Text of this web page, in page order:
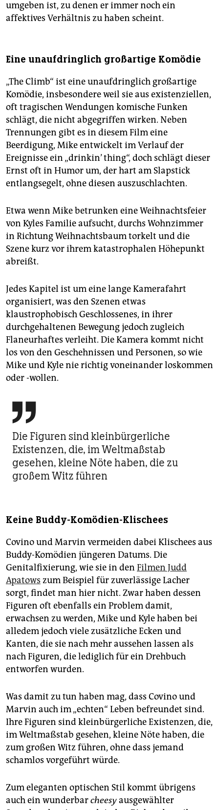
umgeben ist, zu denen er immer noch ein
affektives Verhältnis zu haben scheint.
Eine unaufdringlich großartige Komödie
„The Climb“ ist eine unaufdringlich großartige
Komödie, insbesondere weil sie aus existenziellen,
oft tragischen Wendungen komische Funken
schlägt, die nicht abgegriffen wirken. Neben
Trennungen gibt es in diesem Film eine
Beerdigung, Mike entwickelt im Verlauf der
Ereignisse ein „drinkin’ thing“, doch schlägt dieser
Ernst oft in Humor um, der hart am Slapstick
entlangsegelt, ohne diesen auszuschlachten.
Etwa wenn Mike betrunken eine Weihnachtsfeier
von Kyles Familie aufsucht, durchs Wohnzimmer
in Richtung Weihnachtsbaum torkelt und die
Szene kurz vor ihrem katastrophalen Höhepunkt
abreißt.
Jedes Kapitel ist um eine lange Kamerafahrt
organisiert, was den Szenen etwas
klaustrophobisch Geschlossenes, in ihrer
durchgehaltenen Bewegung jedoch zugleich
Flaneurhaftes verleiht. Die Kamera kommt nicht
los von den Geschehnissen und Personen, so wie
Mike und Kyle nie richtig voneinander loskommen
oder -wollen.

Die Figuren sind kleinbürgerliche
Existenzen, die, im Weltmaßstab
gesehen, kleine Nöte haben, die zu
großem Witz führen
Keine Buddy-Komödien-Klischees
Covino und Marvin vermeiden dabei Klischees aus
Buddy-Komödien jüngeren Datums. Die
Genitalfixierung, wie sie in den Filmen Judd
Apatows zum Beispiel für zuverlässige Lacher
sorgt, findet man hier nicht. Zwar haben dessen
Figuren oft ebenfalls ein Problem damit,
erwachsen zu werden, Mike und Kyle haben bei
alledem jedoch viele zusätzliche Ecken und
Kanten, die sie nach mehr aussehen lassen als
nach Figuren, die lediglich für ein Drehbuch
entworfen wurden.
Was damit zu tun haben mag, dass Covino und
Marvin auch im „echten“ Leben befreundet sind.
Ihre Figuren sind kleinbürgerliche Existenzen, die,
im Weltmaßstab gesehen, kleine Nöte haben, die
zum großen Witz führen, ohne dass jemand
schamlos vorgeführt würde.
Zum eleganten optischen Stil kommt übrigens
auch ein wunderbarcheesyausgewählter